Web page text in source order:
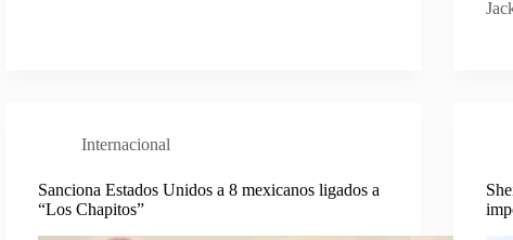
Internacional
Sanciona Estados Unidos a 8 mexicanos ligados a
“Los Chapitos”